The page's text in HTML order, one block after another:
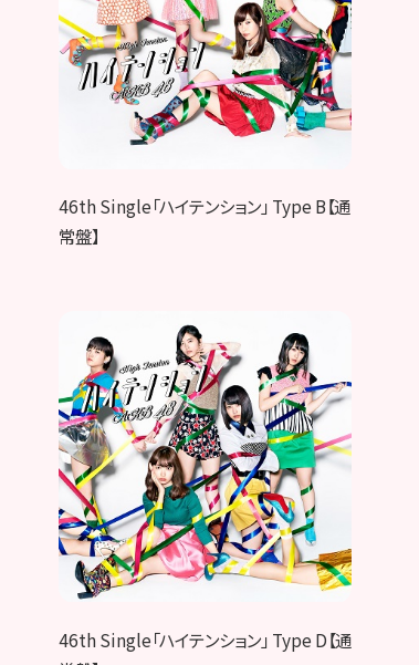
46th Single「ハイテンション」 Type B【通
常盤】
46th Single「ハイテンション」 Type D【通